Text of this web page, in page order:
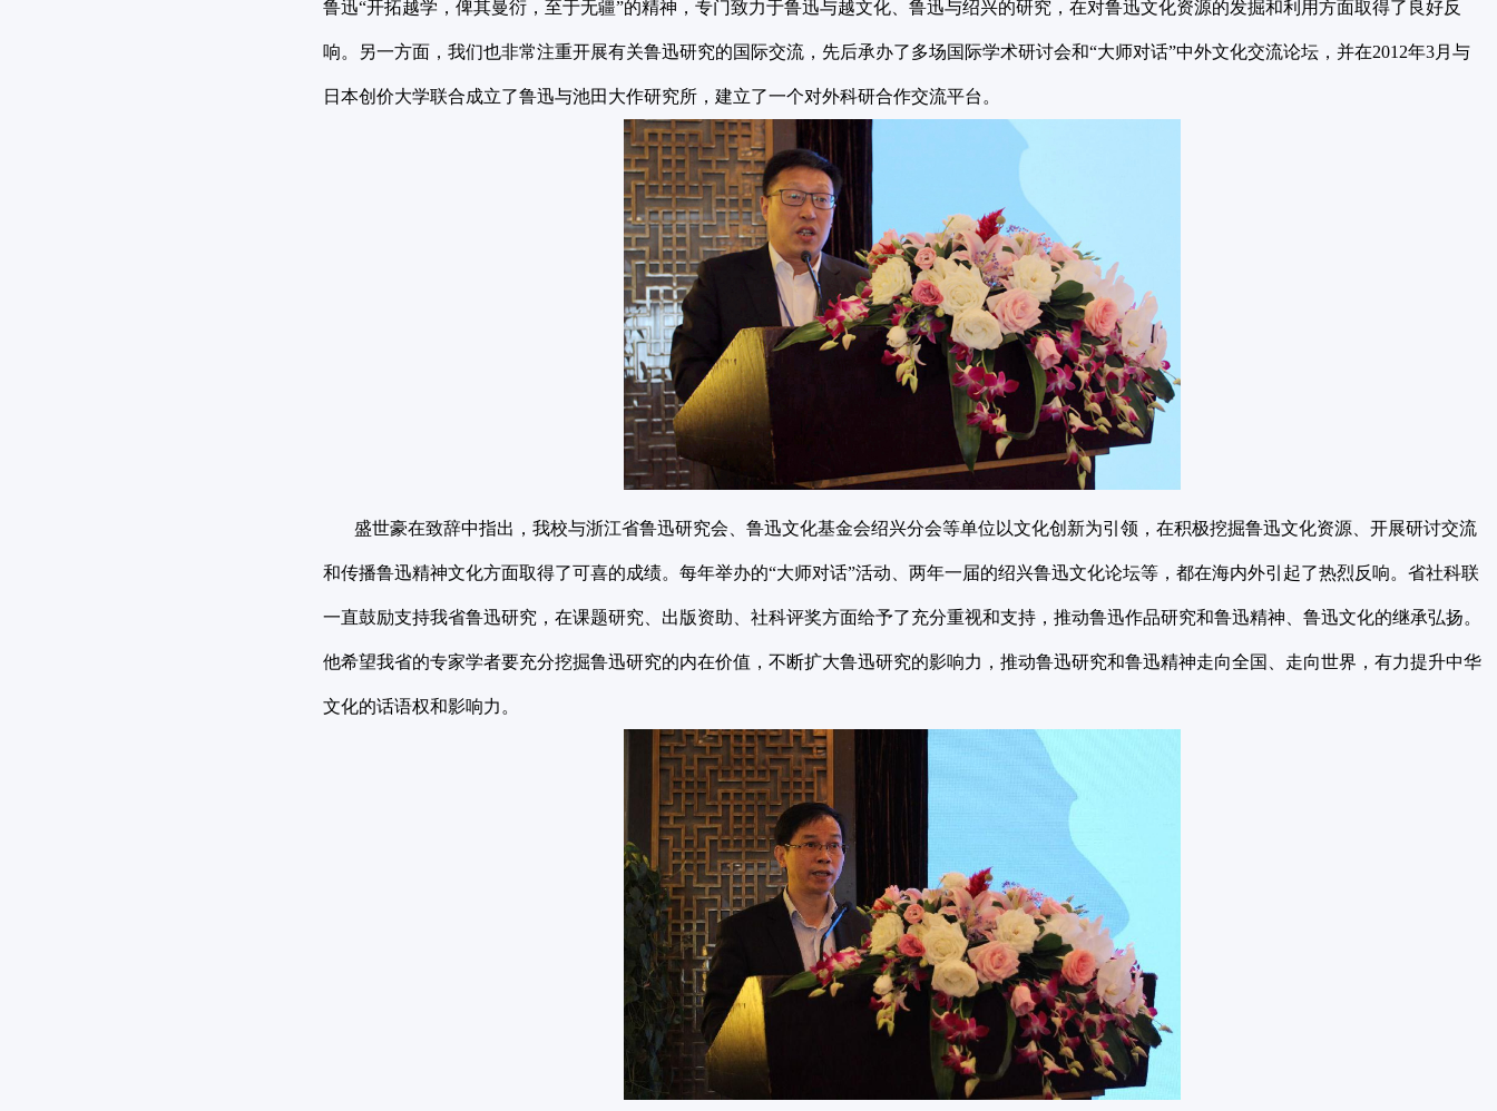
鲁迅“开拓越学，俾其曼衍，至于无疆”的精神，专门致力于鲁迅与越文化、鲁迅与绍兴的研究，在对鲁迅文化资源的发掘和利用方面取得了良好反
响。另一方面，我们也非常注重开展有关鲁迅研究的国际交流，先后承办了多场国际学术研讨会和“大师对话”中外文化交流论坛，并在2012年3月与
日本创价大学联合成立了鲁迅与池田大作研究所，建立了一个对外科研合作交流平台。
盛世豪在致辞中指出，我校与浙江省鲁迅研究会、鲁迅文化基金会绍兴分会等单位以文化创新为引领，在积极挖掘鲁迅文化资源、开展研讨交流
和传播鲁迅精神文化方面取得了可喜的成绩。每年举办的“大师对话”活动、两年一届的绍兴鲁迅文化论坛等，都在海内外引起了热烈反响。省社科联
一直鼓励支持我省鲁迅研究，在课题研究、出版资助、社科评奖方面给予了充分重视和支持，推动鲁迅作品研究和鲁迅精神、鲁迅文化的继承弘扬。
他希望我省的专家学者要充分挖掘鲁迅研究的内在价值，不断扩大鲁迅研究的影响力，推动鲁迅研究和鲁迅精神走向全国、走向世界，有力提升中华
文化的话语权和影响力。